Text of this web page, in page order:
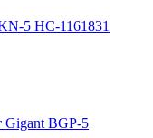
5 НС-1161831